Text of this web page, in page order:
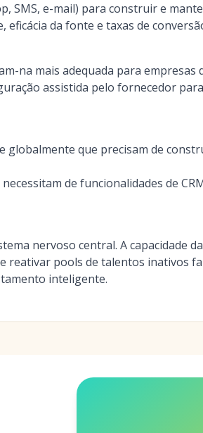
SMS, e-mail) para construir e
eficácia da fonte e taxas de
na mais adequada para empresas
assistida pelo fornecedor
globalmente que precisam de
de funcionalidades de
nervoso central. A capacidade
pools de talentos inativos
inteligente.